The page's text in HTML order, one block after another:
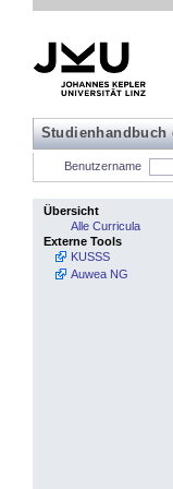
Studienhandbuch
Benutzername
Übersicht
Alle Curricula
Externe Tools
KUSSS
Auwea NG